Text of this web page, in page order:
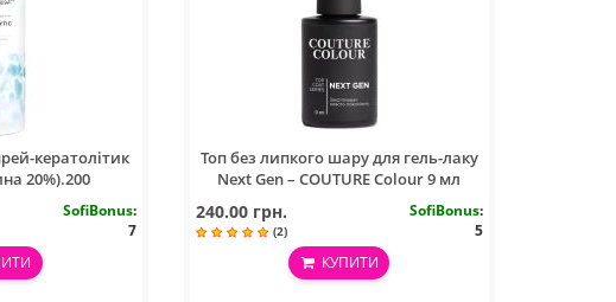
кератолітик
20%).200
SpraySofiBonus:
7
Топ без липкого шару для гель-лаку
Next Gen – COUTURE Colour 9 мл
240.00 грн.
(2)
SofiBonus:
5
КУПИТИ